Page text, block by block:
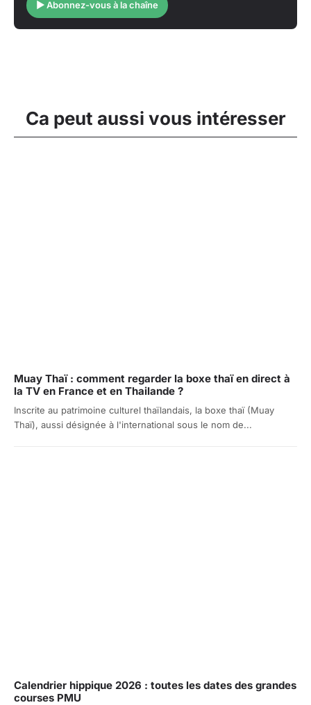
▶ Abonnez-vous à la chaîne
Ca peut aussi vous intéresser
Muay Thaï : comment regarder la boxe thaï en direct à
la TV en France et en Thailande ?
Inscrite au patrimoine culturel thaïlandais, la boxe thaï (Muay
Thaï), aussi désignée à l'international sous le nom de...
Calendrier hippique 2026 : toutes les dates des grandes
courses PMU